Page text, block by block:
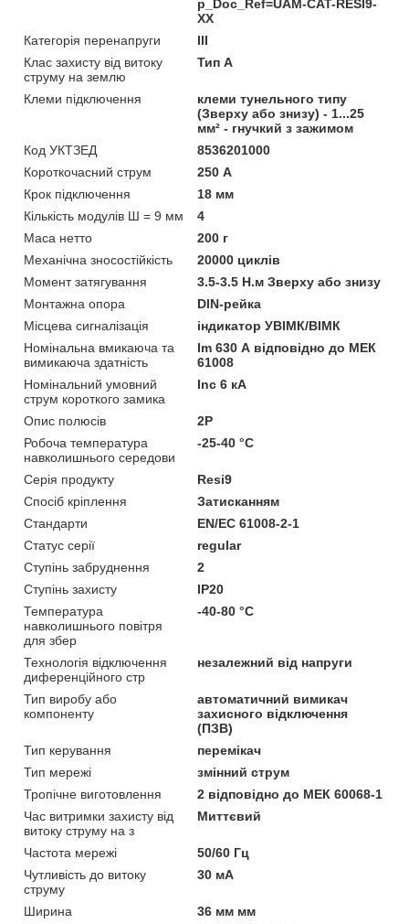
p_Doc_Ref=UAM-CAT-RESI9-
XX
Категорія перенапруги
ІІІ
Клас захисту від витоку
струму на землю
Тип А
Клеми підключення
клеми тунельного типу
(Зверху або знизу) - 1...25
мм² - гнучкий з зажимом
Код УКТЗЕД
8536201000
Короткочасний струм
250 А
Крок підключення
18 мм
Кількість модулів Ш = 9 мм
4
Маса нетто
200 г
Механічна зносостійкість
20000 циклів
Момент затягування
3.5-3.5 Н.м Зверху або знизу
Монтажна опора
DIN-рейка
Місцева сигналізація
iндикатор УВІМК/ВІМК
Номінальна вмикаюча та
вимикаюча здатність
Im 630 А відповідно до МЕК
61008
Номінальний умовний
струм короткого замика
Inc 6 кА
Опис полюсів
2P
Робоча температура
навколишнього середови
-25-40 °C
Серія продукту
Resi9
Спосіб кріплення
Затисканням
Стандарти
EN/EC 61008-2-1
Статус серії
regular
Ступінь забруднення
2
Ступінь захисту
IP20
Температура
навколишнього повітря
для збер
-40-80 °C
Технологія відключення
диференційного стр
незалежний від напруги
Тип виробу або
компоненту
автоматичний вимикач
захисного відключення
(ПЗВ)
Тип керування
перемікач
Тип мережі
змінний струм
Тропічне виготовлення
2 відповідно до МЕК 60068-1
Час витримки захисту від
витоку струму на з
Миттєвий
Частота мережі
50/60 Гц
Чутливість до витоку
струму
30 мА
Ширина
36 мм мм